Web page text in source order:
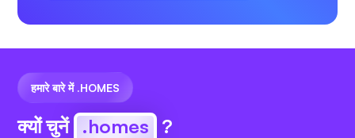
हमारे बारे में .HOMES
क्यों चुनें .homes ?